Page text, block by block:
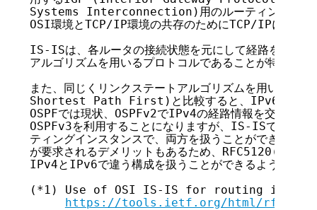
Systems Interconnection)用のルーティングプロト
OSI環境とTCP/IP環境の共存のためにTCP/IPに対応
IS-ISは、各ルータの接続状態を元にして経路を決定す
アルゴリズムを用いるプロトコルであることが特徴です
また、同じくリンクステートアルゴリズムを用いる
Shortest Path First)と比較すると、IPv6を利用す
OSPFでは現状、OSPFv2でIPv4の経路情報を交換し
OSPFv3を利用することになりますが、IS-ISでは、一
ティングインスタンスで、両方を扱うことができます
が要求されるデメリットもあるため、RFC5120(*2)
IPv4とIPv6で違う構成を扱うことができるように拡張
(*1) Use of OSI IS-IS for routing in
https://tools.ietf.org/html/rfc1195